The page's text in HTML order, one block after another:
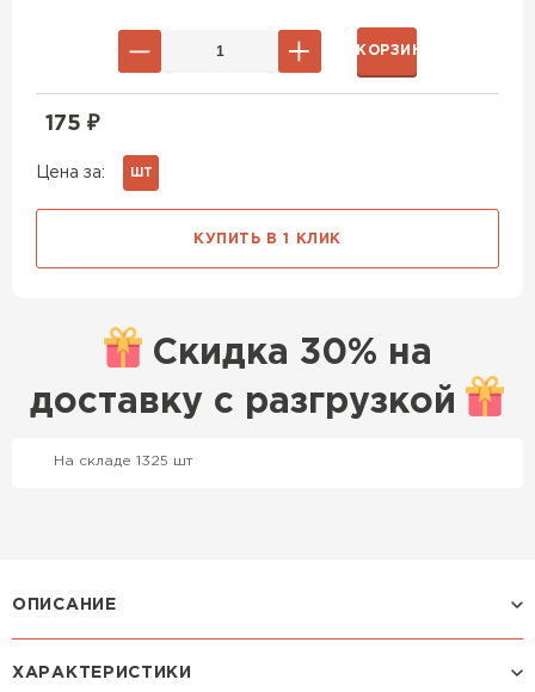
Цена за: ШТ
175 ₽
В КОРЗИНУ
КУПИТЬ В 1 КЛИК
Скидка 30% на
доставку с разгрузкой
На складе 1325 шт
ОПИСАНИЕ
Кронштейн трубы на кирпич предназначен для
ХАРАКТЕРИСТИКИ